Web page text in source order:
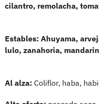
cilantro, remolacha,
Estables: Ahuyama,
lulo, zanahoria,
Al alza: Coliflor, haba,